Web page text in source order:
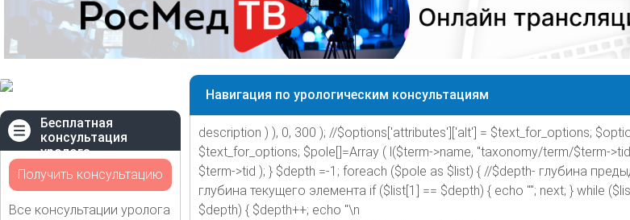
Бесплатная
консультация
уролога
Получить консультацию
Все консультации уролога
Навигация по урологическим консультациям
description ) ), 0, 300 ); //$options['attributes']['alt'] = $text_for_options;
$text_for_options; $pole[]=Array ( l($term->name, "taxonomy/term/$term-
$term->tid ); } $depth =-1; foreach ($pole as $list) { //$depth- глубина
глубина текущего элемента if ($list[1] == $depth) { echo ""; next; } while
$depth) { $depth++; echo "\n